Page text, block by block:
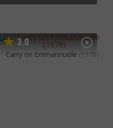
3,0
Carry on Emmannuelle (1978)